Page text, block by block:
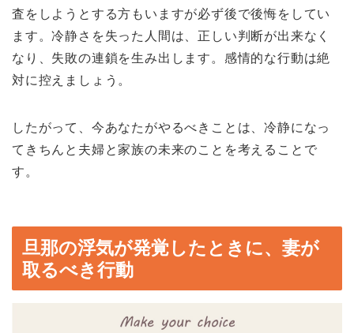
査をしようとする方もいますが必ず後で後悔をしてい
ます。冷静さを失った人間は、正しい判断が出来なく
なり、失敗の連鎖を生み出します。感情的な行動は絶
対に控えましょう。
したがって、今あなたがやるべきことは、冷静になっ
てきちんと夫婦と家族の未来のことを考えることで
す。
旦那の浮気が発覚したときに、妻が
取るべき行動